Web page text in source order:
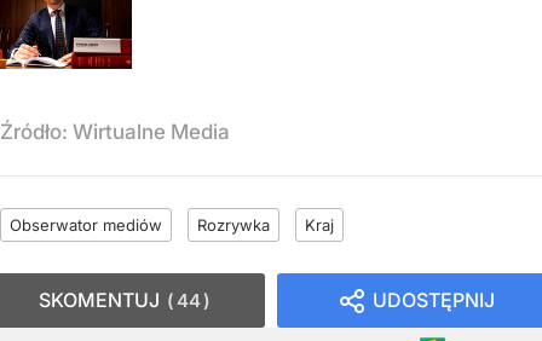
Źródło: Wirtualne Media
Obserwator mediów Rozrywka Kraj
UDOSTĘPNIJ
SKOMENTUJ 44